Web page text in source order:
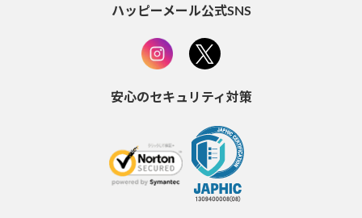
ハッピーメール公式SNS
安心のセキュリティ対策